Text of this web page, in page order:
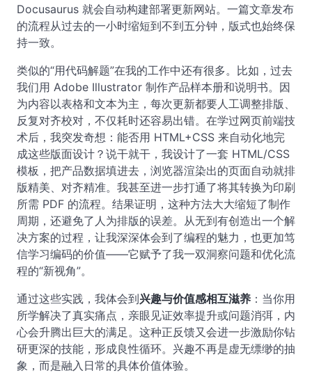
Docusaurus 就会自动构建部署更新网站。一篇文章发布
的流程从过去的一小时缩短到不到五分钟，版式也始终保
持一致。
类似的“用代码解题”在我的工作中还有很多。比如，过去
我们用 Adobe Illustrator 制作产品样本册和说明书。因
为内容以表格和文本为主，每次更新都要人工调整排版、
反复对齐校对，不仅耗时还容易出错。在学过网页前端技
术后，我突发奇想：能否用 HTML+CSS 来自动化地完
成这些版面设计？说干就干，我设计了一套 HTML/CSS
模板，把产品数据填进去，浏览器渲染出的页面自动就排
版精美、对齐精准。我甚至进一步打通了将其转换为印刷
所需 PDF 的流程。结果证明，这种方法大大缩短了制作
周期，还避免了人为排版的误差。从无到有创造出一个解
决方案的过程，让我深深体会到了编程的魅力，也更加笃
信学习编码的价值——它赋予了我一双洞察问题和优化流
程的“新视角”。
通过这些实践，我体会到兴趣与价值感相互滋养 ：当你用
所学解决了真实痛点，亲眼见证效率提升或问题消弭，内
心会升腾出巨大的满足。这种正反馈又会进一步激励你钻
研更深的技能，形成良性循环。兴趣不再是虚无缥缈的抽
象，而是融入日常的具体价值体验。